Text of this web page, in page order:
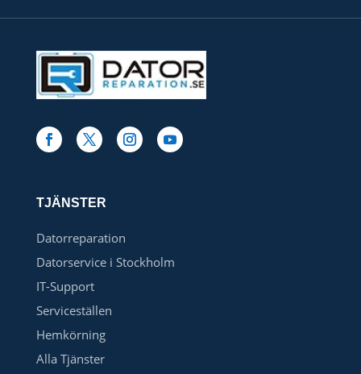
TJÄNSTER
Datorreparation
Datorservice i Stockholm
IT-Support
Serviceställen
Hemkörning
Alla Tjänster